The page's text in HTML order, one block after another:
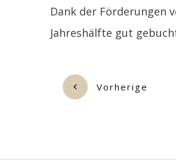
Dank der Förderungen
Jahreshälfte gut
Vorherige